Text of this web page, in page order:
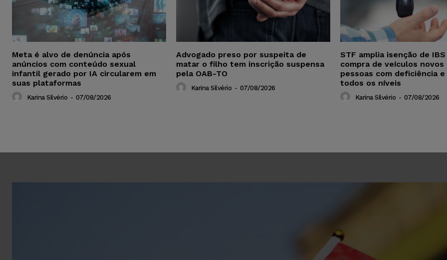
Meta é alvo de denúncia após
anúncios com conteúdo sexual
infantil gerado por IA circularem em
suas plataformas
Karina Silvério - 07/08/2026
Advogado preso por suspeita de
matar o filho tem inscrição suspensa
pela OAB-TO
Karina Silvério - 07/08/2026
STF amplia isenção de
compra de veículos novos
pessoas com deficiência
todos os níveis
Karina Silvério - 07/08/2026